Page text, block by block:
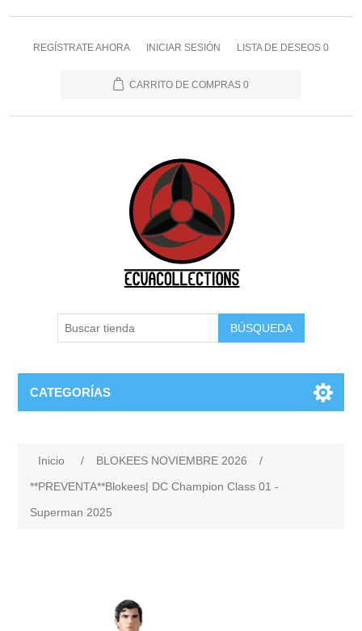
REGÍSTRATE AHORA INICIAR SESIÓN LISTA DE DESEOS 0
CARRITO DE COMPRAS 0
BÚSQUEDA
CATEGORÍAS
Inicio / BLOKEES NOVIEMBRE 2026
/
**PREVENTA**Blokees| DC Champion Class 01 -
Superman 2025